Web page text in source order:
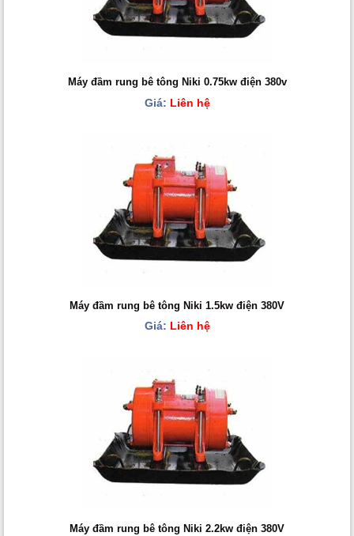
Máy đầm rung bê tông Niki 0.75kw điện 380v
Giá: Liên hệ
Máy đầm rung bê tông Niki 1.5kw điện 380V
Giá: Liên hệ
Máy đầm rung bê tông Niki 2.2kw điện 380V